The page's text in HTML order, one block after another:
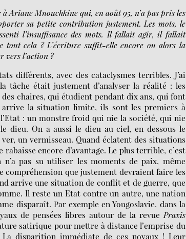
Ariane Mnouchkine qui, en août 95, n’a pas pris les
sa petite contribution justement. Les mots, le
l’insuffisance des mots. Il fallait agir, il fallait
tout cela ? L’écriture suffit-elle encore ou alors la
vers l’action ?
différents, avec des cataclysmes terribles. J’ai
tâche était justement d’analyser la réalité : les
chaires, qui étudient pendant dix ans, qui font
la situation limite, ils sont les premiers à
: un monstre froid qui nie la société, qui nie
dieu. On a aussi le dieu au ciel, en dessous le
un vermisseau. Quand éclatent des situations
encore d’avantage. Le plus terrible, c’est
pas su utiliser les moments de paix, même
que justement devraient faire les
arrive une situation de conflit et de guerre, que
Il reste un Etat contre un autre, une nation
disparaît. Par exemple en Yougoslavie, dans la
de pensées libres autour de la revue Praxis
satirique pour mettre à distance l’emprise du
disparition immédiate de ces noyaux ! Leur